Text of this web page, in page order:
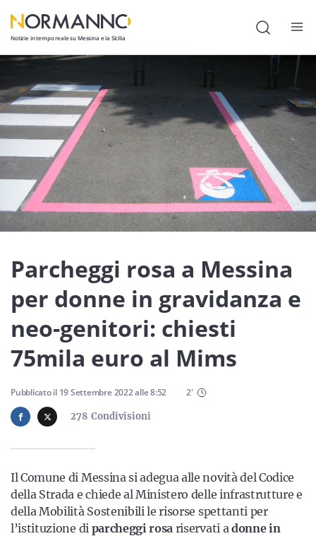
Notizie in tempo reale su Messina e la Sicilia
Attualità
Cronaca
Politica
Cultura
Lavoro
Società
Economia
Sport
Sicilia
Servizi
Resta sempre aggiornato con le ultime news, iscriviti alla
Iscriviti
Parcheggi rosa a Messina
per donne in gravidanza e
neo-genitori: chiesti
75mila euro al Mims
278 Condivisioni
Pubblicato il 19 Settembre 2022alle8:52 2'
Il Comune di Messina si adegua alle novità del Codice
della Strada e chiede al Ministero delle infrastrutture e
della Mobilità Sostenibili le risorse spettanti per
l’istituzione diparcheggi rosa riservati adonne in